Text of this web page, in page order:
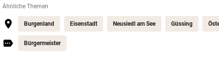
Ähnliche Themen
Burgenland Eisenstadt Neusiedl am See Güssing
Bürgermeister